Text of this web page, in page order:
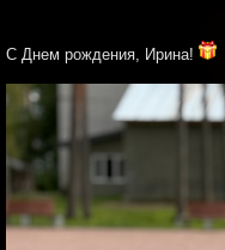
С Днем рождения, Ирина!